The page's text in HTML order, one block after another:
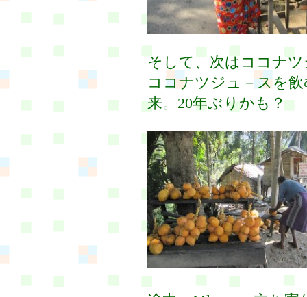
そして、次はココナ
ココナツジュ－スを
来。20年ぶりかも？